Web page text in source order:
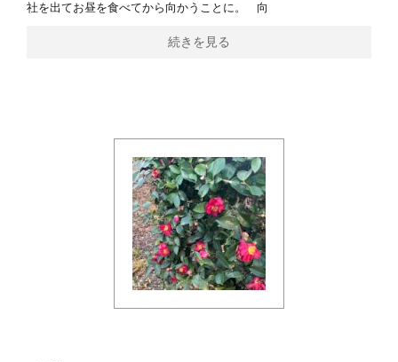
社を出てお昼を食べてから向かうことに。 向
続きを見る